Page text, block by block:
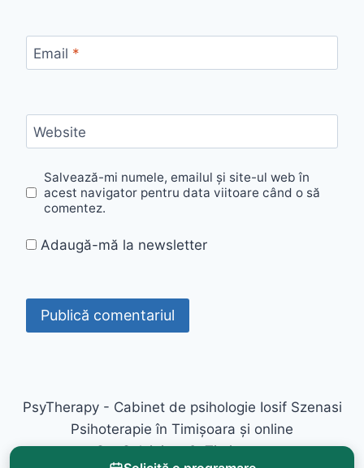
Email *
Website
Salvează-mi numele, emailul și site-ul web în
acest navigator pentru data viitoare când o să
comentez.
Adaugă-mă la newsletter
PsyTherapy - Cabinet de psihologie Iosif Szenasi
Psihoterapie în Timișoara și online
Str. Salciei nr. 2, Timișoara